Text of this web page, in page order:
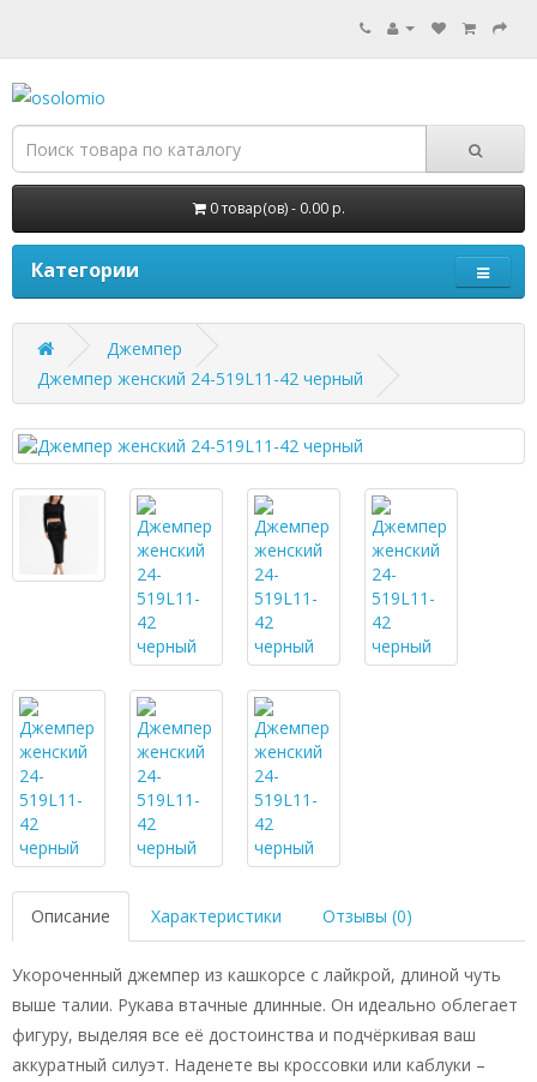
0 товар(ов) - 0.00 р.
Категории
Джемпер
Джемпер женский 24-519L11-42 черный
Описание Характеристики Отзывы (0)
Укороченный джемпер из кашкорсе с лайкрой, длиной чуть
выше талии. Рукава втачные длинные. Он идеально облегает
фигуру, выделяя все её достоинства и подчёркивая ваш
аккуратный силуэт. Наденете вы кроссовки или каблуки –